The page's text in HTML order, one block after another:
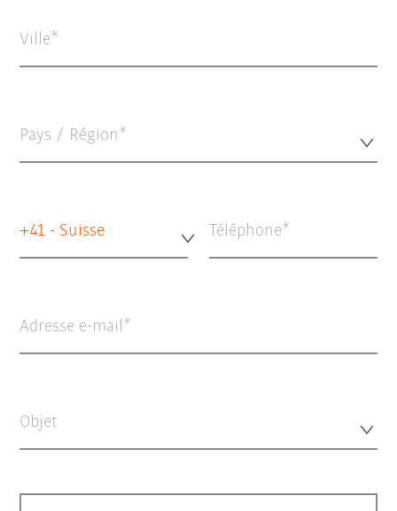
Ville
Pays / Région*
+41 - Suisse Téléphone
Adresse e-mail
Objet